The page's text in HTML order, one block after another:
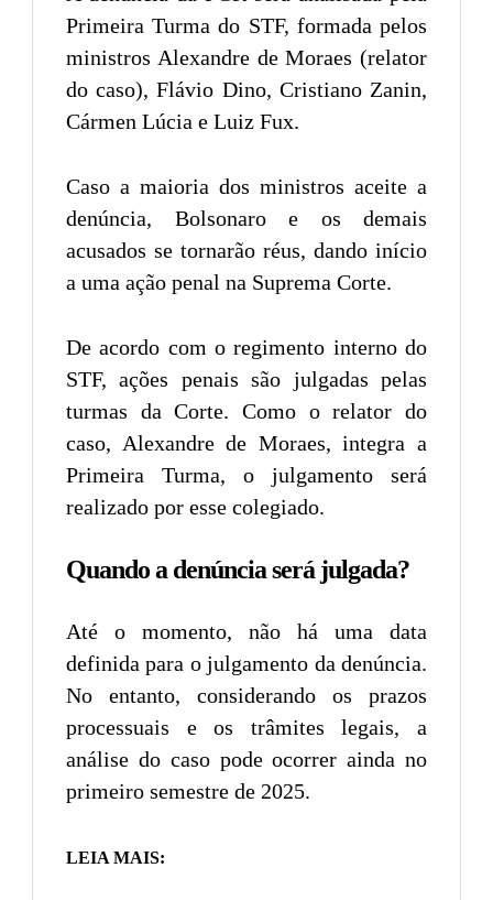
Primeira Turma do STF, formada pelos
ministros Alexandre de Moraes (relator
do caso), Flávio Dino, Cristiano Zanin,
Cármen Lúcia e Luiz Fux.
Caso a maioria dos ministros aceite a
denúncia, Bolsonaro e os demais
acusados se tornarão réus, dando início
a uma ação penal na Suprema Corte.
De acordo com o regimento interno do
STF, ações penais são julgadas pelas
turmas da Corte. Como o relator do
caso, Alexandre de Moraes, integra a
Primeira Turma, o julgamento será
realizado por esse colegiado.
Quando a denúncia será julgada?
Até o momento, não há uma data
definida para o julgamento da denúncia.
No entanto, considerando os prazos
processuais e os trâmites legais, a
análise do caso pode ocorrer ainda no
primeiro semestre de 2025.
LEIA MAIS: